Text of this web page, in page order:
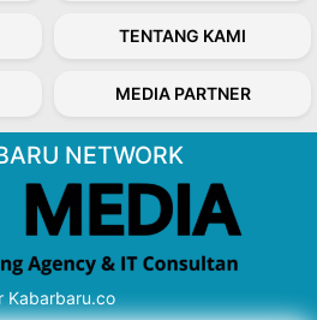
TENTANG KAMI
MEDIA PARTNER
NETWORK
Kabarbaru.co